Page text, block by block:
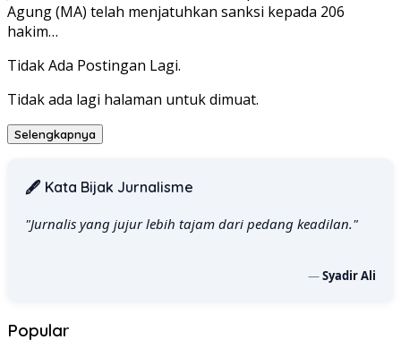
Agung (MA) telah menjatuhkan sanksi kepada 206
hakim…
Tidak Ada Postingan Lagi.
Tidak ada lagi halaman untuk dimuat.
Selengkapnya
🖋️ Kata Bijak Jurnalisme
"Jurnalis yang jujur lebih tajam dari pedang keadilan."
—Syadir Ali
Popular